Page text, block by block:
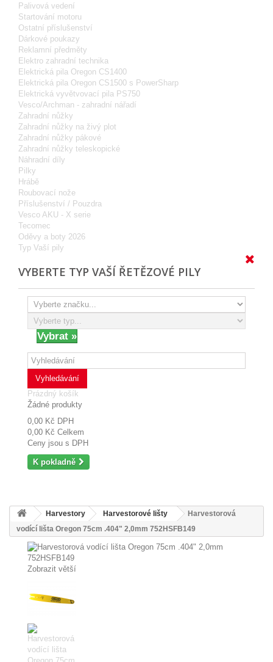
Palivová vedení
Startování motoru
Ostatní příslušenství
Dárkové poukazy
Reklamní předměty
Elektro zahradní technika
Elektrická pila Oregon CS1400
Elektrická pila Oregon CS1500 s PowerSharp
Elektrická vyvětvovací pila PS750
Vesco/Archman - zahradní nářadí
Zahradní nůžky
Zahradní nůžky na živý plot
Zahradní nůžky pákové
Zahradní nůžky teleskopické
Náhradní díly
Pilky
Hrábě
Roubovací nože
Příslušenství / Pouzdra
Vesco AKU - X serie
Tecomec
Oděvy a boty 2026
Typ Vaší pily
VYBERTE TYP VAŠÍ ŘETĚZOVÉ PILY
Vyhledávání
Prázdný košík
Žádné produkty
0,00 Kč DPH
0,00 Kč Celkem
Ceny jsou s DPH
K pokladně
Harvestory Harvestorové lišty
Harvestorová
vodící lišta Oregon 75cm .404" 2,0mm 752HSFB149
Zobrazit větší